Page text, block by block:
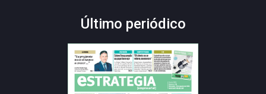
Último periódico